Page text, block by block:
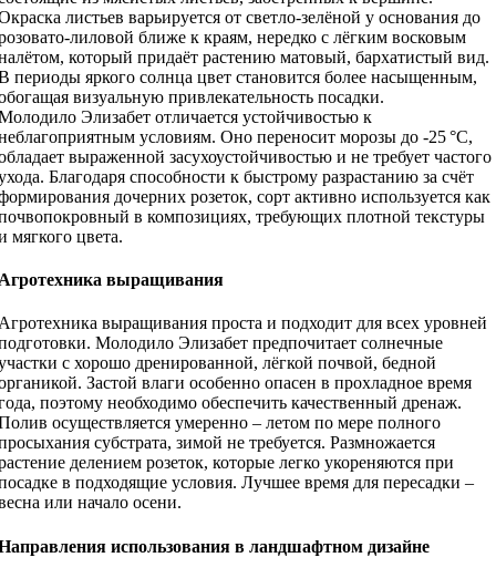
листьев варьируется от светло-зелёной у основания до
лиловой ближе к краям, нередко с лёгким восковым
который придаёт растению матовый, бархатистый вид.
периоды яркого солнца цвет становится более насыщенным,
визуальную привлекательность посадки.
Элизабет отличается устойчивостью к
условиям. Оно переносит морозы до -25 °C,
выраженной засухоустойчивостью и не требует частого
Благодаря способности к быстрому разрастанию за счёт
дочерних розеток, сорт активно используется как
в композициях, требующих плотной текстуры
мягкого цвета.
выращивания
выращивания проста и подходит для всех уровней
Молодило Элизабет предпочитает солнечные
с хорошо дренированной, лёгкой почвой, бедной
Застой влаги особенно опасен в прохладное время
поэтому необходимо обеспечить качественный дренаж.
осуществляется умеренно – летом по мере полного
субстрата, зимой не требуется. Размножается
делением розеток, которые легко укореняются при
в подходящие условия. Лучшее время для пересадки –
или начало осени.
использования в ландшафтном дизайне